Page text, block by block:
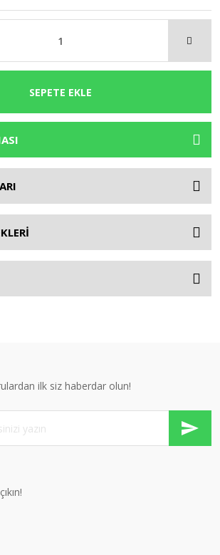
SEPETE EKLE
ilk siz haberdar olun!